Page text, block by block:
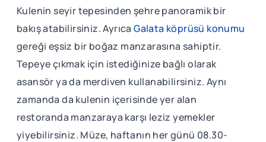
Kulenin seyir tepesinden şehre panoramik bir
bakış atabilirsiniz. Ayrıca Galata köprüsü konumu
gereği eşsiz bir boğaz manzarasına sahiptir.
Tepeye çıkmak için istediğinize bağlı olarak
asansör ya da merdiven kullanabilirsiniz. Aynı
zamanda da kulenin içerisinde yer alan
restoranda manzaraya karşı leziz yemekler
yiyebilirsiniz. Müze, haftanın her günü 08.30-